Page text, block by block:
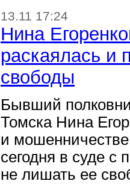
13.11 17:24
Нина
раскаялась и
свободы
Бывший
Томска Нина
и
сегодня в суде с
не лишать ее